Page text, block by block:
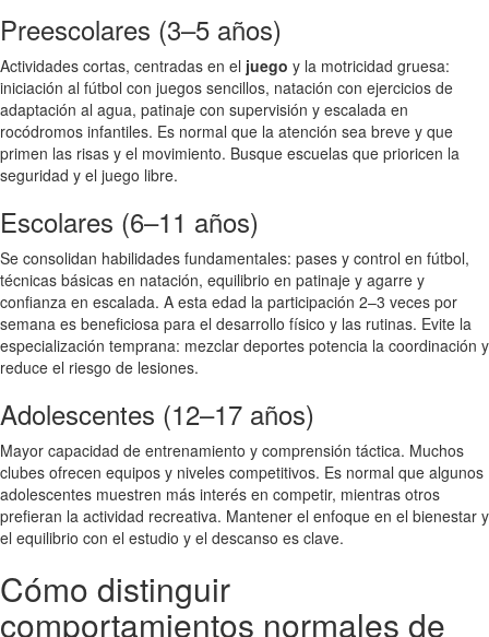
Preescolares (3–5 años)
Actividades cortas, centradas en el juego y la motricidad gruesa:
iniciación al fútbol con juegos sencillos, natación con ejercicios de
adaptación al agua, patinaje con supervisión y escalada en
rocódromos infantiles. Es normal que la atención sea breve y que
primen las risas y el movimiento. Busque escuelas que prioricen la
seguridad y el juego libre.
Escolares (6–11 años)
Se consolidan habilidades fundamentales: pases y control en fútbol,
técnicas básicas en natación, equilibrio en patinaje y agarre y
confianza en escalada. A esta edad la participación 2–3 veces por
semana es beneficiosa para el desarrollo físico y las rutinas. Evite la
especialización temprana: mezclar deportes potencia la coordinación y
reduce el riesgo de lesiones.
Adolescentes (12–17 años)
Mayor capacidad de entrenamiento y comprensión táctica. Muchos
clubes ofrecen equipos y niveles competitivos. Es normal que algunos
adolescentes muestren más interés en competir, mientras otros
prefieran la actividad recreativa. Mantener el enfoque en el bienestar y
el equilibrio con el estudio y el descanso es clave.
Cómo distinguir
comportamientos normales de